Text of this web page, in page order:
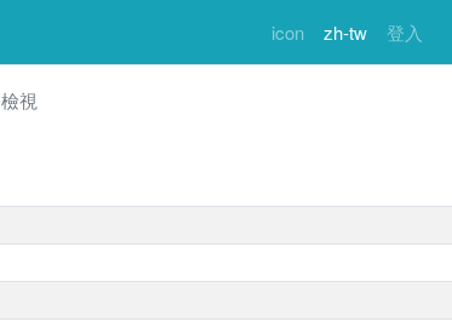
icon zh-tw 登入
檢視